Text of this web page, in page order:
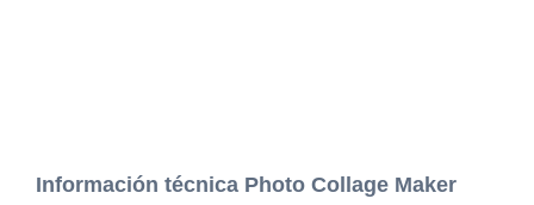
Información técnica Photo Collage Maker